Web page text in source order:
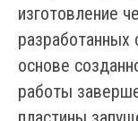
изготовление
разработанных
основе
работы